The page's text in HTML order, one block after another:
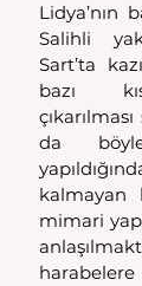
Lidya’nın
Salihli
Sart’ta
bazı
da
mimari
harabelere